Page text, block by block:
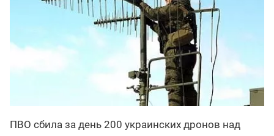
ПВО сбила за день 200 украинских дронов над